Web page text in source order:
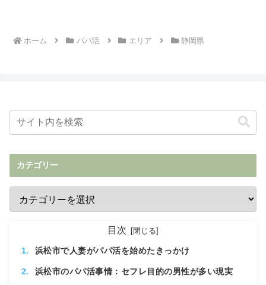
ホーム パパ活 エリア 静岡県
カテゴリー
目次
浜松市で人妻がパパ活を始めたきっかけ
浜松市のパパ活事情：セフレ目的の男性が多い現実